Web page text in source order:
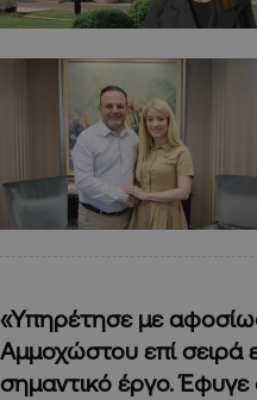
«Υπηρέτησε με
Αμμοχώστου επί
σημαντικό έργο.